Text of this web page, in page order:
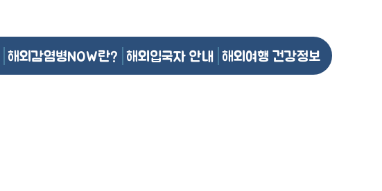
해외감염병NOW란? 해외입국자 안내 해외여행 건강정보